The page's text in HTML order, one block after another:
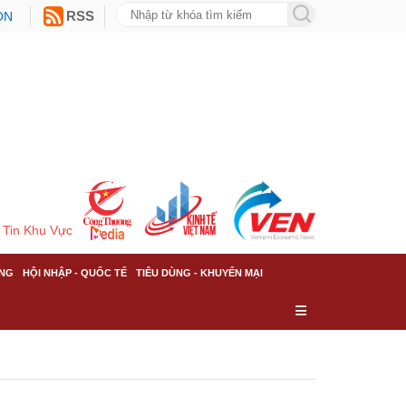
RSS
Tin Khu Vực
HỘI NHẬP - QUỐC TẾ TIÊU DÙNG - KHUYẾN MẠI